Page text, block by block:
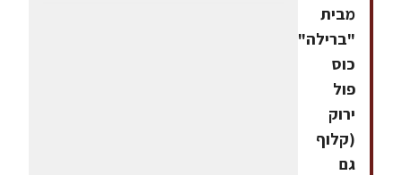
מבית
כוס
פול
ירוק
(קלוף
גם